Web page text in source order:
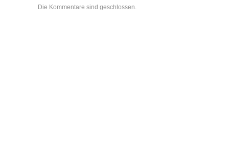
Die Kommentare sind geschlossen.